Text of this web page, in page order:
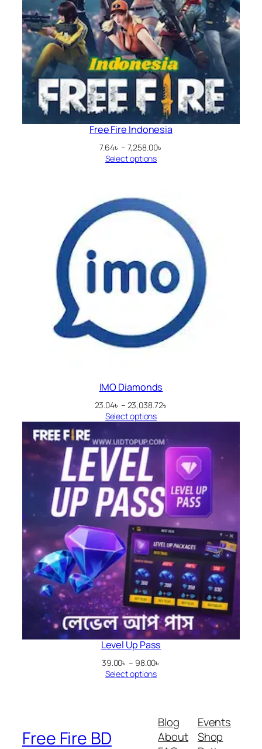
Free Fire Indonesia
7.64৳ – 7,258.00৳
Select options
IMO Diamonds
23.04৳ – 23,038.72৳
through
23,038.72৳
Select options
Level Up Pass
39.00৳ – 98.00৳
Select options
Free Fire BD
Blog
About
Events
Shop